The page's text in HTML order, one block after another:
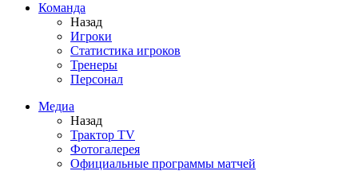
Команда
Назад
Игроки
Статистика игроков
Тренеры
Персонал
Медиа
Назад
Трактор TV
Фотогалерея
Официальные программы матчей